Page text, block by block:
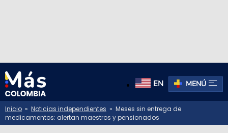
EN MENÚ
Inicio » Noticias independientes » Meses sin entrega de
medicamentos: alertan maestros y pensionados